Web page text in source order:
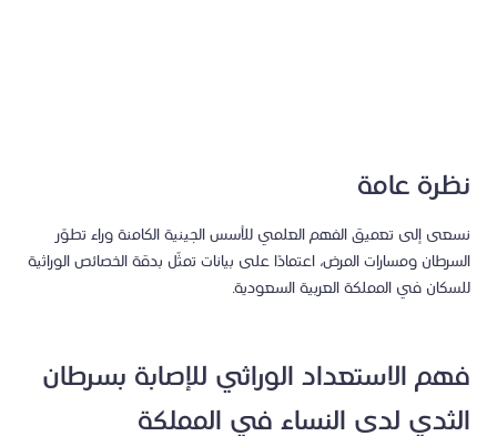
نظرة عامة
نسعى إلى تعميق الفهم العلمي للأسس الجينية الكامنة وراء تطوّر
السرطان ومسارات المرض، اعتمادًا على بيانات تمثّل بدقة الخصائص الوراثية
للسكان في المملكة العربية السعودية.
فهم الاستعداد الوراثي للإصابة بسرطان
الثدي لدى النساء في المملكة